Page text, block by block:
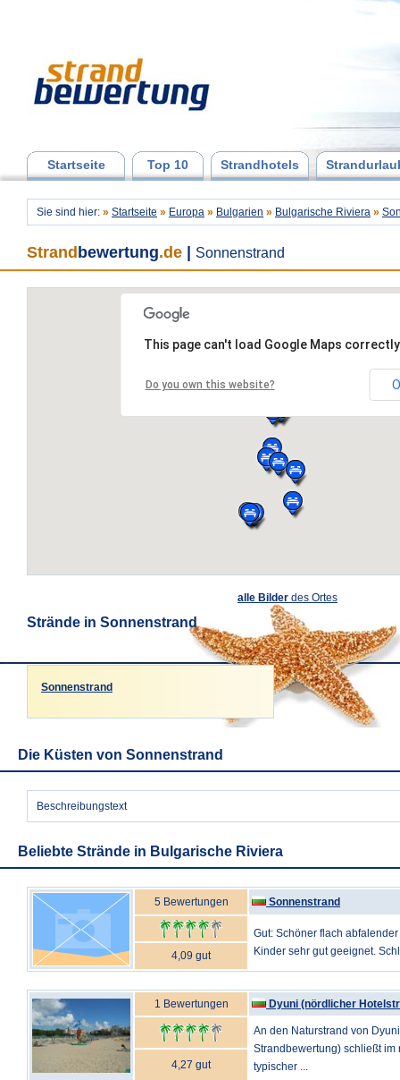
Startseite Top 10 Strandhotels
Sie sind hier: » Startseite » Europa » Bulgarien » Bulgarische Riviera »
Strand bewertung.de Sonnenstrand
This page can't load Google Maps
Do you own this website?
alle Bilder des Ortes
Strände in Sonnenstrand
Sonnenstrand
Die Küsten von Sonnenstrand
Beschreibungstext
Beliebte Strände in Bulgarische Riviera
5 Bewertungen Sonnenstrand
Gut: Schöner flach
Kinder sehr gut geeignet.
4,09 gut
1 Bewertungen Dyuni (nördlicher
An den Naturstrand von
Strandbewertung) schließt
typischer ...
4,27 gut